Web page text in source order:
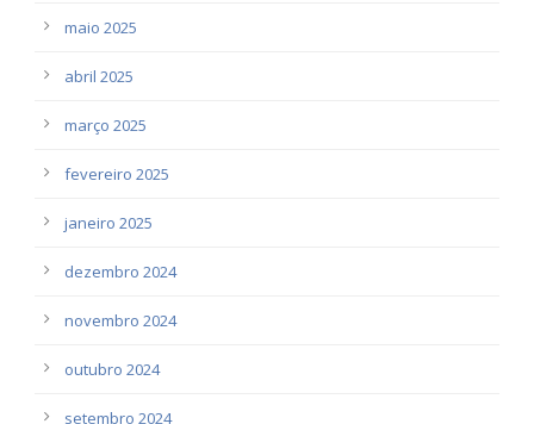
maio 2025
abril 2025
março 2025
fevereiro 2025
janeiro 2025
dezembro 2024
novembro 2024
outubro 2024
setembro 2024